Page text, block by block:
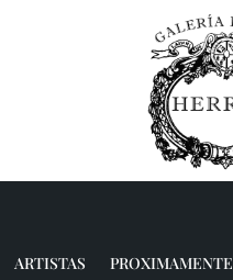
ARTISTAS PROXIMAMENTE